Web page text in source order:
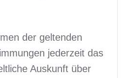
der geltenden
jederzeit das
Auskunft über